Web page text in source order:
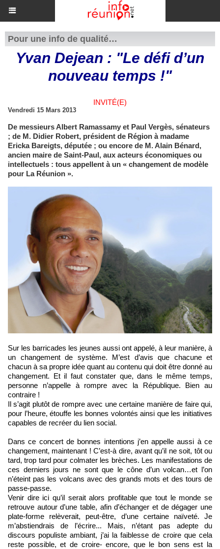
Pour une info de qualité…
Yvan Dejean : "Le défi d’un
nouveau temps !"
INVITÉ(E)
Vendredi 15 Mars 2013
De messieurs Albert Ramassamy et Paul Vergès, sénateurs
; de M. Didier Robert, président de Région à madame
Ericka Bareigts, députée ; ou encore de M. Alain Bénard,
ancien maire de Saint-Paul, aux acteurs économiques ou
intellectuels : tous appellent à un « changement de modèle
pour La Réunion ».
Sur les barricades les jeunes aussi ont appelé, à leur manière, à
un changement de système. M’est d’avis que chacune et
chacun à sa propre idée quant au contenu qui doit être donné au
changement. Et il faut constater que, dans le même temps,
personne n’appelle à rompre avec la République. Bien au
contraire !
Il s’agit plutôt de rompre avec une certaine manière de faire qui,
pour l’heure, étouffe les bonnes volontés ainsi que les initiatives
capables de recréer du lien social.
Dans ce concert de bonnes intentions j’en appelle aussi à ce
changement, maintenant ! C’est-à dire, avant qu’il ne soit, tôt ou
tard, trop tard pour colmater les brèches. Les manifestations de
ces derniers jours ne sont que le cône d’un volcan…et l’on
n’éteint pas les volcans avec des grands mots et des tours de
passe-passe.
Venir dire ici qu’il serait alors profitable que tout le monde se
retrouve autour d’une table, afin d’échanger et de dégager une
plate-forme relèverait, peut-être, d’une certaine naïveté. Je
m’abstiendrais de l’écrire... Mais, n’étant pas adepte du
discours populiste ambiant, j’ai la faiblesse de croire que cela
reste possible, et de croire- encore, que le bon sens est la